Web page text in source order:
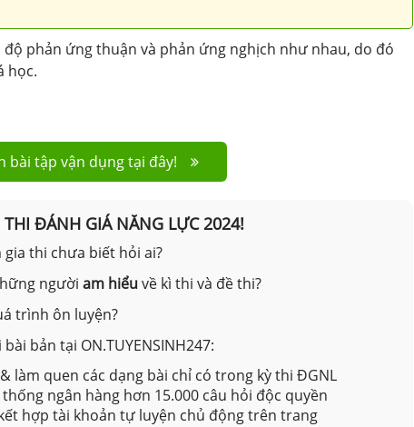
phản ứng thuận và phản ứng nghịch như nhau, do đó
học.
bài tập vận dụng tại đây!
ĐÁNH GIÁ NĂNG LỰC 2024!
thi chưa biết hỏi ai?
người am hiểuvề kì thi và đề thi?
trình ôn luyện?
bản tại ON.TUYENSINH247:
làm quen các dạng bài chỉ có trong kỳ thi ĐGNL
ngân hàng hơn 15.000 câu hỏi độc quyền
hợp tài khoản tự luyện chủ động trên trang